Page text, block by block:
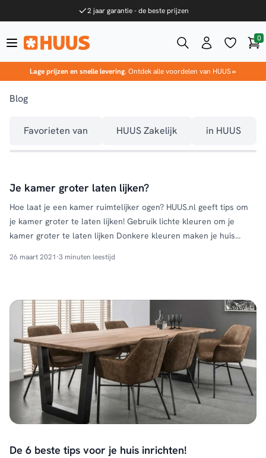
2 jaar garantie - de beste prijzen
0
Lage prijzen en snelle levering. Ontdek alle voordelen van HUUS»
Blog
Favorieten van HUUS Zakelijk in HUUS
Je kamer groter laten lijken?
Hoe laat je een kamer ruimtelijker ogen? HUUS.nl geeft tips om
je kamer groter te laten lijken! Gebruik lichte kleuren om je
kamer groter te laten lijken Donkere kleuren maken je huis
waardoor je ruimte kleiner lijkt. De lichtere kleuren reflecteren
26 maart 2021·3 minuten leestijd
De 6 beste tips voor je huis inrichten!